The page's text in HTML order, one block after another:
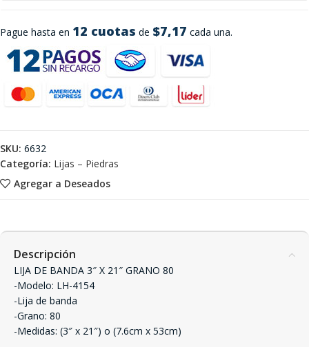
Pague hasta en 12 cuotas de $7,17 cada una.
Agregar a Deseados
SKU: 6632
Categoría: Lijas – Piedras
Descripción
LIJA DE BANDA 3″ X 21″ GRANO 80
-Modelo: LH-4154
-Lija de banda
-Grano: 80
-Medidas: (3″ x 21″) o (7.6cm x 53cm)